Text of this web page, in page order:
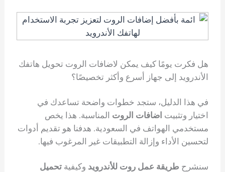
هل فكرت يومًا كيف يمكن لاضافات الروت تحويل هاتفك
الأندرويد إلى جهاز أسرع وأكثر تخصيصًا؟
في هذا الدليل، ستجد خطوات واضحة تساعدك في
اختيار وتثبيت اضافات الروت المناسبة. هذا يخص
مستخدمي الهواتف في السعودية. هدفنا هو تقديم أدوات
لتحسين الأداء وإزالة التطبيقات غير المرغوب فيها.
سنشرح طريقة عمل روت للأندرويد وكيفيةتحميل